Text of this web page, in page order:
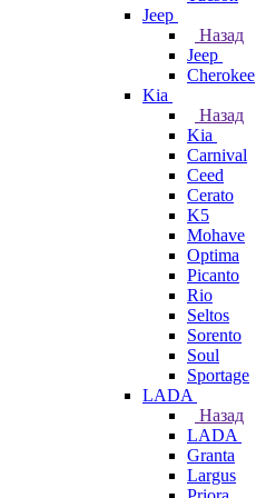
Jeep
Назад
Jeep
Cherokee
Kia
Назад
Kia
Carnival
Ceed
Cerato
K5
Mohave
Optima
Picanto
Rio
Seltos
Sorento
Soul
Sportage
LADA
Назад
LADA
Granta
Largus